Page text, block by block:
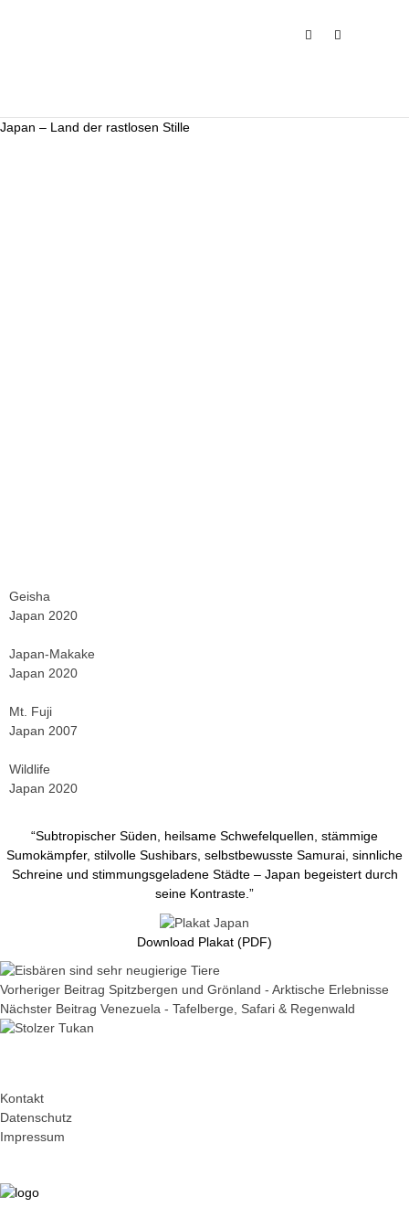
Japan – Land der rastlosen Stille
Geisha
Japan 2020
Japan-Makake
Japan 2020
Mt. Fuji
Japan 2007
Wildlife
Japan 2020
“Subtropischer Süden, heilsame Schwefelquellen, stämmige
Sumokämpfer, stilvolle Sushibars, selbstbewusste Samurai, sinnliche
Schreine und stimmungsgeladene Städte – Japan begeistert durch
seine Kontraste.”
Download Plakat (PDF)
Vorheriger Beitrag Spitzbergen und Grönland - Arktische Erlebnisse
Nächster Beitrag Venezuela - Tafelberge, Safari & Regenwald
Kontakt
Datenschutz
Impressum